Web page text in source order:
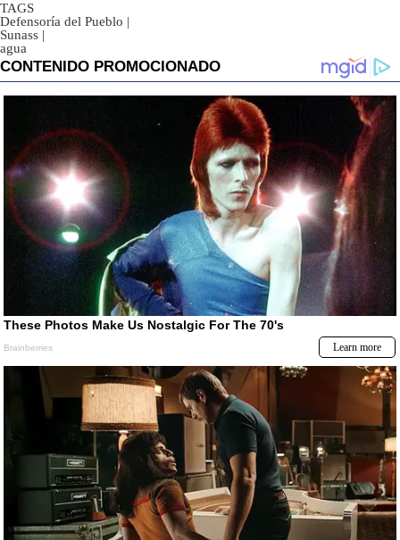
TAGS
Defensoría del Pueblo |
Sunass |
agua